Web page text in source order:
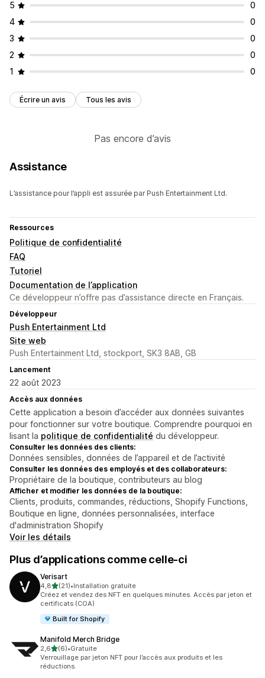
5
0
4
0
3
0
2
0
1
0
Écrire un avis Tous les avis
Pas encore d’avis
Assistance
L’assistance pour l’appli est assurée par Push Entertainment Ltd.
Ressources
Politique de confidentialité
FAQ
Tutoriel
Documentation de l’application
Ce développeur n’offre pas d’assistance directe en Français.
Développeur
Push Entertainment Ltd
Site web
Push Entertainment Ltd, stockport, SK3 8AB, GB
Lancement
22 août 2023
Accès aux données
Cette application a besoin d’accéder aux données suivantes
pour fonctionner sur votre boutique. Comprendre pourquoi en
lisant la politique de confidentialité du développeur.
Consulter les données des clients:
Données sensibles, données de l’appareil et de l’activité
Consulter les données des employés et des collaborateurs:
Propriétaire de la boutique, contributeurs au blog
Afficher et modifier les données de la boutique:
Clients, produits, commandes, réductions, Shopify Functions,
Boutique en ligne, données personnalisées, interface
d'administration Shopify
Voir les détails
Plus d’applications comme celle-ci
Verisart
4,8étoile(s) sur 5
(21)
21 avis au total
•Installation gratuite
Créez et vendez des NFT en quelques minutes. Accès par jeton et
certificats (COA)
Built for Shopify
Manifold Merch Bridge
2,6étoile(s) sur 5
(6)
6 avis au total
•Gratuite
Verrouillage par jeton NFT pour l’accès aux produits et les
réductions.